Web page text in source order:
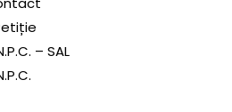
– SAL